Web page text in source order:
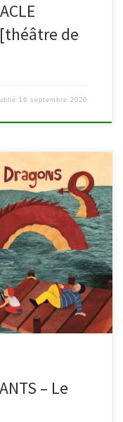
de
16 septembre 2020
à 14h et
départ de l’ouvrage
Mathilde Brosset.
de 6 ans –
– Le